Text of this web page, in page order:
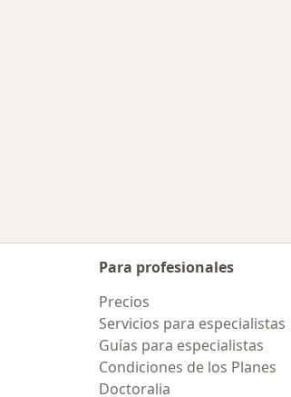
Para profesionales
Precios
Servicios para especialistas
Guías para especialistas
Condiciones de los Planes
Doctoralia